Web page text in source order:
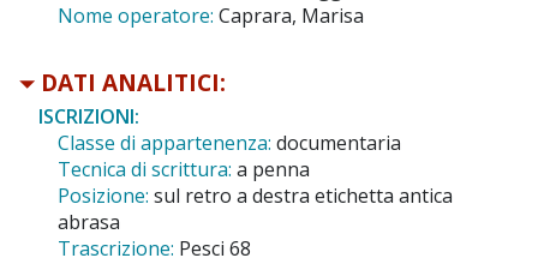
Nome operatore: Caprara, Marisa
DATI ANALITICI:
ISCRIZIONI:
Classe di appartenenza: documentaria
Tecnica di scrittura: a penna
Posizione: sul retro a destra etichetta antica
abrasa
Trascrizione: Pesci 68